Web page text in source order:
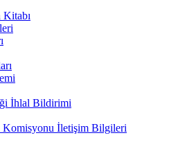
İhlal Bildirimi
Komisyonu İletişim Bilgileri